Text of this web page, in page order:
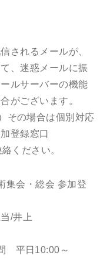
されるメールが、
、迷惑メールに振
ルサーバーの機能
がございます。
その場合は個別対応
登録窓口
ください。
集会・総会 参加登
/井上
平日10:00～